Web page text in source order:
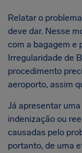
Relatar o
deve dar. Nesse
com a bagagem e
Irregularidade de
procedimento
aeroporto, assim
Já apresentar
indenização ou
causadas pelo
portanto, de uma